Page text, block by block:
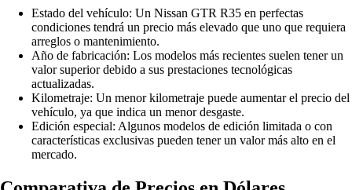
Estado del vehículo: Un Nissan GTR R35 en perfectas
condiciones tendrá un precio más elevado que uno que requiera
arreglos o mantenimiento.
Año de fabricación: Los modelos más recientes suelen tener un
valor superior debido a sus prestaciones tecnológicas
actualizadas.
Kilometraje: Un menor kilometraje puede aumentar el precio del
vehículo, ya que indica un menor desgaste.
Edición especial: Algunos modelos de edición limitada o con
características exclusivas pueden tener un valor más alto en el
mercado.